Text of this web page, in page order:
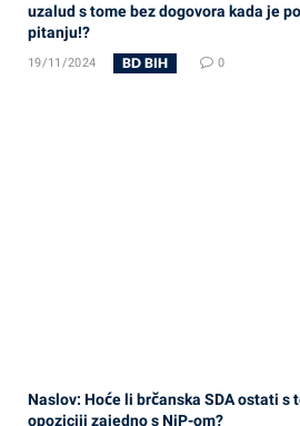
uzalud s tome bez dogovora kada je
pitanju!?
19/11/2024 BD BIH 0
Naslov: Hoće li brčanska SDA ostati s
opoziciji zajedno s NiP-om?